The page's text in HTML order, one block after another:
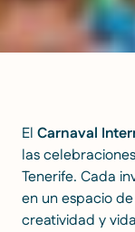
El Carnaval
las
Tenerife. Cada
en un espacio
creatividad y